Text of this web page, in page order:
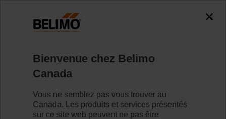
accessing the absolute URL
"https://www.belimo.com/ca/fr_CA/~mgnlArea=cookies~".
https://www.belimo.com/ca/fr_CA/~mgnlArea=cookies~
Accessoires
Bienvenue chez Belimo
Canada
Vous ne semblez pas vous trouver au
Canada. Les produits et services présentés
sur ce site web peuvent ne pas être